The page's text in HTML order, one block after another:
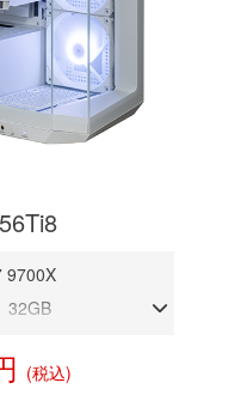
9700X
32GB
1TB(税込)